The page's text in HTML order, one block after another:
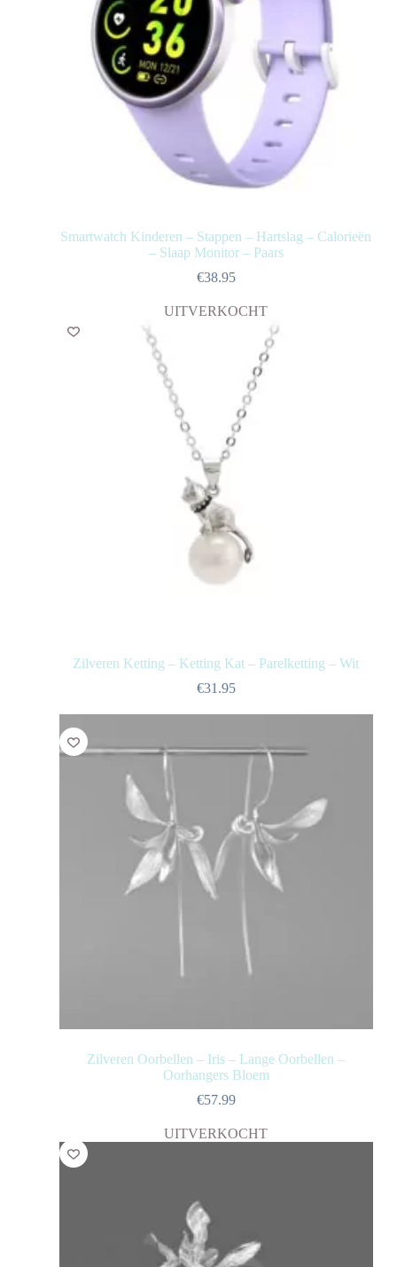
Smartwatch Kinderen – Stappen – Hartslag – Calorieën
– Slaap Monitor – Paars
€38.95
UITVERKOCHT
Zilveren Ketting – Ketting Kat – Parelketting – Wit
€31.95
Zilveren Oorbellen – Iris – Lange Oorbellen –
Oorhangers Bloem
€57.99
UITVERKOCHT